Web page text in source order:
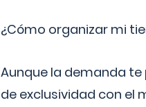
¿Cómo organizar mi
Aunque la demanda
de exclusividad con el